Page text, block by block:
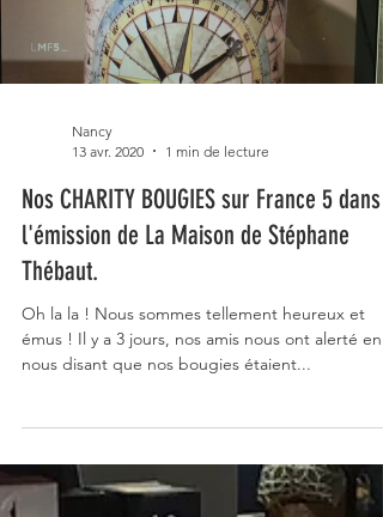
Nancy
13 avr. 2020
1 min de lecture
Nos CHARITY BOUGIES sur France 5 dans
l'émission de La Maison de Stéphane
Thébaut.
Oh la la ! Nous sommes tellement heureux et
émus ! Il y a 3 jours, nos amis nous ont alerté en
nous disant que nos bougies étaient...